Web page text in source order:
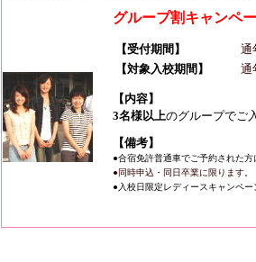
グループ割キャンペ
【受付期間】
通
【対象入校期間】
通
【内容】
3名様以上のグループでご
【備考】
●合宿免許普通車でご予約された方
●同時申込・同日卒業に限ります。
●入校日限定レディースキャンペ